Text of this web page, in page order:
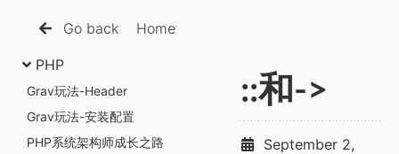
Go back Home
PHP
Grav玩法-Header
Grav玩法-安装配置
PHP系统架构师成长之路
::和->
September 2,